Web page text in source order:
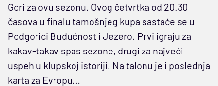
Gori za ovu sezonu. Ovog četvrtka od 20.30
časova u finalu tamošnjeg kupa sastaće se u
Podgorici Budućnost i Jezero. Prvi igraju za
kakav-takav spas sezone, drugi za najveći
uspeh u klupskoj istoriji. Na talonu je i poslednja
karta za Evropu…